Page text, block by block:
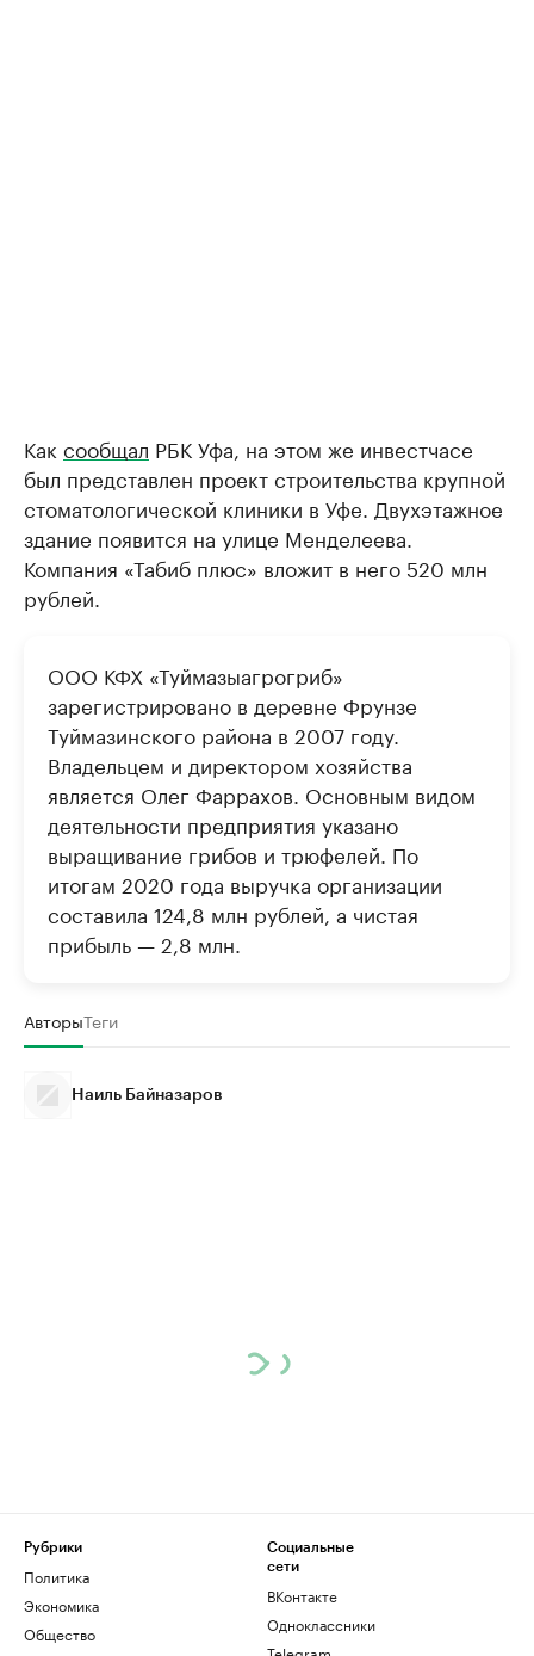
Как сообщал РБК Уфа, на этом же инвестчасе
был представлен проект строительства крупной
стоматологической клиники в Уфе. Двухэтажное
здание появится на улице Менделеева.
Компания «Табиб плюс» вложит в него 520 млн
рублей.
ООО КФХ «Туймазыагрогриб»
зарегистрировано в деревне Фрунзе
Туймазинского района в 2007 году.
Владельцем и директором хозяйства
является Олег Фаррахов. Основным видом
деятельности предприятия указано
выращивание грибов и трюфелей. По
итогам 2020 года выручка организации
составила 124,8 млн рублей, а чистая
прибыль — 2,8 млн.
АвторыТеги
Наиль Байназаров
Рубрики
Политика
Экономика
Общество
Социальные
сети
ВКонтакте
Одноклассники